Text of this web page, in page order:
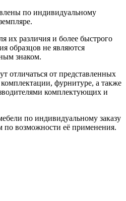
по индивидуальному
их различия и более быстрого
образцов не являются
знаком.
отличаться от представленных
комплектации, фурнитуре, а также
комплектующих и
по индивидуальному заказу
по возможности её применения.